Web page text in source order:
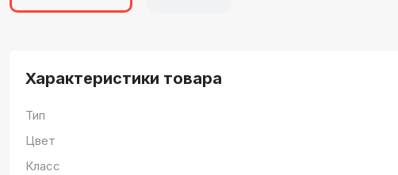
Характеристики товара
Тип
Цвет
Класс